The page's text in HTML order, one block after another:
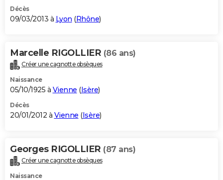
Décès
09/03/2013 à Lyon (Rhône)
Marcelle RIGOLLIER (86 ans)
Créer une cagnotte obsèques
Naissance
05/10/1925 à Vienne (Isère)
Décès
20/01/2012 à Vienne (Isère)
Georges RIGOLLIER (87 ans)
Créer une cagnotte obsèques
Naissance